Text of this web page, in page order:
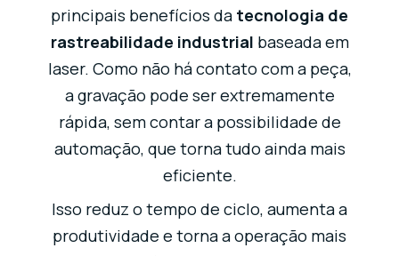
principais benefícios da tecnologia de
rastreabilidade industrial baseada em
laser. Como não há contato com a peça,
a gravação pode ser extremamente
rápida, sem contar a possibilidade de
automação, que torna tudo ainda mais
eficiente.
Isso reduz o tempo de ciclo, aumenta a
produtividade e torna a operação mais